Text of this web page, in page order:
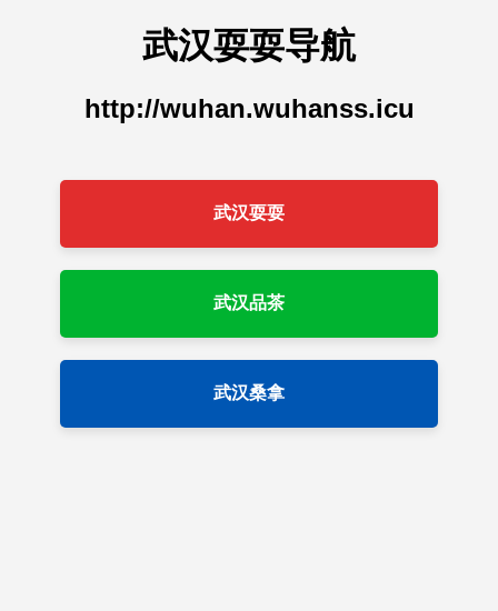
武汉耍耍导航
http://wuhan.wuhanss.icu
武汉耍耍
武汉品茶
武汉桑拿